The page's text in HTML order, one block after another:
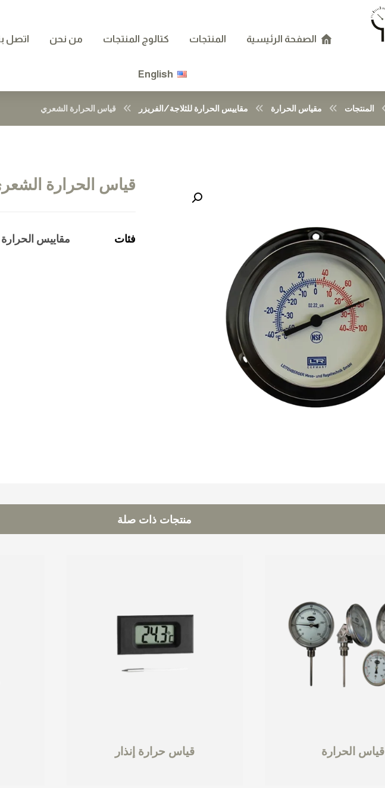
الصفحة الرئيسية المنتجات كتالوج المنتجات من نحن اتصل
English
المنتجات مقياس الحرارة مقاييس الحرارة للثلاجة/الفريزر قياس الحرارة الشعري
قياس الحرارة
فئات مقاييس الحرارة
منتجات ذات صلة
قياس الحرارة قياس حرارة إنذار